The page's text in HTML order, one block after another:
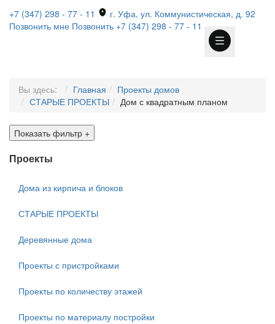
+7 (347) 298 - 77 - 11
г. Уфа, ул. Коммунистическая, д. 92
Позвонить мне Позвонить +7 (347) 298 - 77 - 11
Вы здесь: Главная
Проекты домов
СТАРЫЕ ПРОЕКТЫ
Дом с квадратным планом
Показать фильтр +
Проекты
Дома из кирпича и блоков
СТАРЫЕ ПРОЕКТЫ
Деревянные дома
Проекты с пристройками
Проекты по количеству этажей
Проекты по материалу постройки